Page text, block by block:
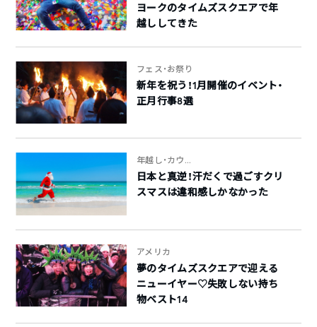
ヨークのタイムズスクエアで年
越ししてきた
フェス・お祭り
新年を祝う！1月開催のイベント・
正月行事8選
年越し・カウ...
日本と真逆！汗だくで過ごすクリ
スマスは違和感しかなかった
アメリカ
夢のタイムズスクエアで迎える
ニューイヤー♡失敗しない持ち
物ベスト14